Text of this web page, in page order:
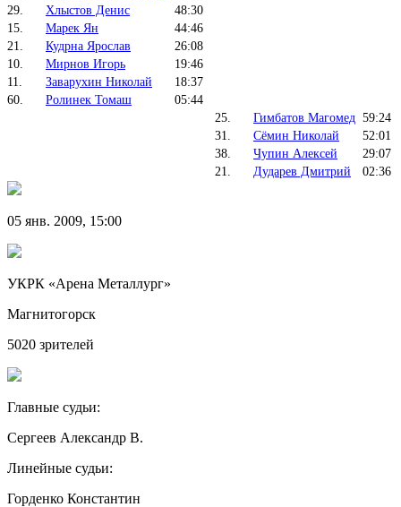
29.
Хлыстов Денис
48:30
15.
Марек Ян
44:46
21.
Кудрна Ярослав
26:08
10.
Мирнов Игорь
19:46
11.
Заварухин Николай
18:37
60.
Ролинек Томаш
05:44
25.
Гимбатов Магомед 59:24
31.
Сёмин Николай
52:01
38.
Чупин Алексей
29:07
21.
Дударев Дмитрий 02:36
05 янв. 2009, 15:00
УКРК «Арена Металлург»
Магнитогорск
5020 зрителей
Главные судьи:
Сергеев Александр В.
Линейные судьи:
Горденко Константин